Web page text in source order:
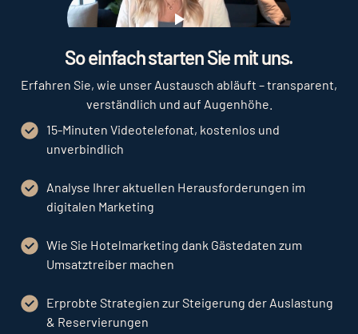
Play
So einfach starten Sie mit uns.
Erfahren Sie, wie unser Austausch abläuft – transparent,
verständlich und auf Augenhöhe.
15-Minuten Videotelefonat, kostenlos und
unverbindlich
Analyse Ihrer aktuellen Herausforderungen im
digitalen Marketing
Wie Sie Hotelmarketing dank Gästedaten zum
Umsatztreiber machen
Erprobte Strategien zur Steigerung der Auslastung
& Reservierungen